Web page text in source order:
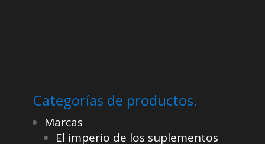
Categorías de productos.
Marcas
El imperio de los suplementos